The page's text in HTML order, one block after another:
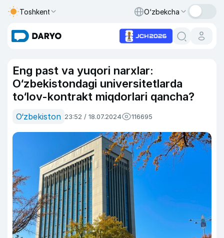
Toshkent O‘zbekcha
Eng past va yuqori narxlar:
O‘zbekistondagi universitetlarda
to‘lov-kontrakt miqdorlari qancha?
O‘zbekiston 23:52 / 18.07.2024 116695